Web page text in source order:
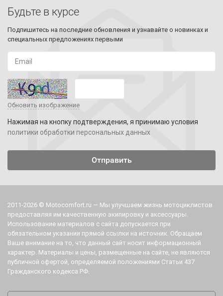
Будьте в курсе
Подпишитесь на последние обновления и узнавайте о новинках и
специальных предложениях первыми
Обновить изображение
Нажимая на кнопку подтверждения, я принимаю условия
политики обработки персональных данных
2011-2026 © Motocomfort.ru — Мы улучшаем жизнь мотоциклистов
предоставляя им качественную экипировку и аксессуары.
Использование материалов с сайта допускается при
обязательном указании прямой ссылки на источник. Обращаем
Ваше внимание на то, что данный сайт носит информационный
характер. Материалы и цены, размещенные на сайте, не являются
публичной офертой, определяемой положениями Статьи 437
Гражданского кодекса РФ.